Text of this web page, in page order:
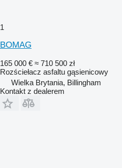
1
BOMAG
165 000 € ≈ 710 500 zł
Rozściełacz asfaltu gąsienicowy
Wielka Brytania, Billingham
Kontakt z dealerem